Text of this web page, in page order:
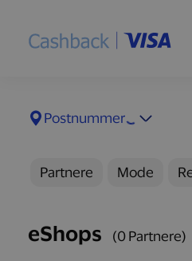
Postnummer
Partnere Mode
eShops (0 Partnere)